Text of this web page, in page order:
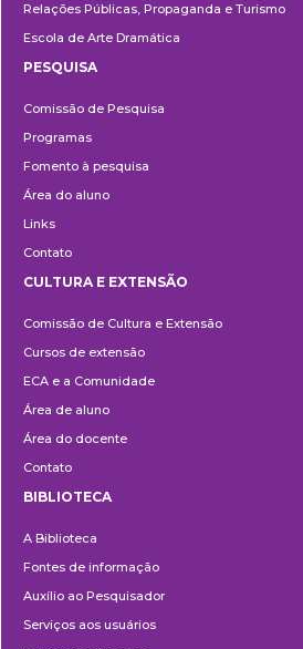
Relações Públicas, Propaganda e Turismo
Escola de Arte Dramática
PESQUISA
Comissão de Pesquisa
Programas
Fomento à pesquisa
Área do aluno
Links
Contato
e
Extensão
CULTURA E EXTENSÃO
Comissão de Cultura e Extensão
Cursos de extensão
ECA e a Comunidade
Área de aluno
Área do docente
Contato
BIBLIOTECA
A Biblioteca
Fontes de informação
Auxílio ao Pesquisador
Serviços aos usuários